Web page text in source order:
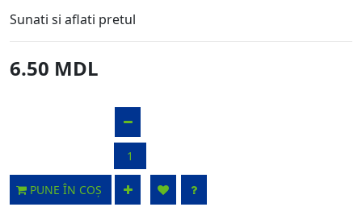
Sunati si aflati pretul
6.50 MDL
PUNE ÎN COȘ